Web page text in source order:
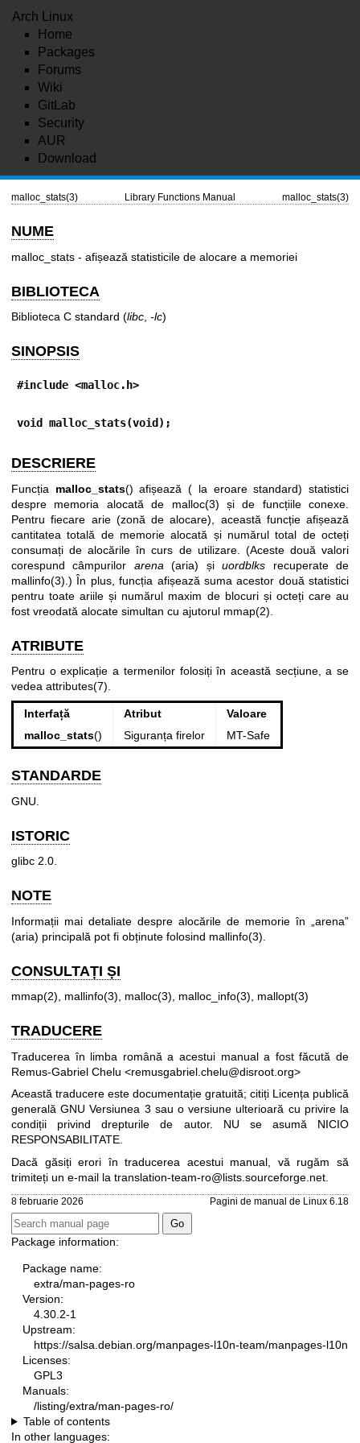
Arch Linux
Home
Packages
Forums
Wiki
GitLab
Security
AUR
Download
malloc_stats(3) Library Functions Manual malloc_stats(3)
NUME
malloc_stats - afișează statisticile de alocare a memoriei
BIBLIOTECA
Biblioteca C standard (libc -lc)
SINOPSIS
#include <malloc.h>
void malloc_stats(void);
DESCRIERE
Funcția malloc_stats() afișează ( la eroare standard) statistici
despre memoria alocată de malloc(3) și de funcțiile conexe.
Pentru fiecare arie (zonă de alocare), această funcție afișează
cantitatea totală de memorie alocată și numărul total de octeți
consumați de alocările în curs de utilizare. (Aceste două valori
corespund câmpurilor arena (aria) șiuordblks recuperate de
mallinfo(3) .) În plus, funcția afișează suma acestor două statistici
pentru toate ariile și numărul maxim de blocuri și octeți care au
fost vreodată alocate simultan cu ajutorul mmap(2)
ATRIBUTE
Pentru o explicație a termenilor folosiți în această secțiune, a se
vedea attributes(7)
Interfață Atribut
Valoare
malloc_stats() Siguranța firelor MT-Safe
STANDARDE
GNU.
ISTORIC
glibc 2.0.
NOTE
Informații mai detaliate despre alocările de memorie în „arena”
(aria) principală pot fi obținute folosind mallinfo(3)
CONSULTAȚI ȘI
mmap(2), mallinfo(3), malloc(3), malloc_info(3), mallopt(3)
TRADUCERE
Traducerea în limba română a acestui manual a fost făcută de
Remus-Gabriel Chelu <remusgabriel.chelu@disroot.org>
Această traducere este documentație gratuită; citiți Licența publică
generală GNU Versiunea 3 sau o versiune ulterioară cu privire la
condiții privind drepturile de autor. NU se asumă NICIO
RESPONSABILITATE.
Dacă găsiți erori în traducerea acestui manual, vă rugăm să
trimiteți un e-mail la translation-team-ro@lists.sourceforge.net
8 februarie 2026 Pagini de manual de Linux 6.18
Package information:
Package name:
extra/man-pages-ro
Version:
4.30.2-1
Upstream:
https://salsa.debian.org/manpages-l10n-team/manpages-l10n
Licenses:
GPL3
Manuals:
/listing/extra/man-pages-ro/
Table of contents
In other languages: